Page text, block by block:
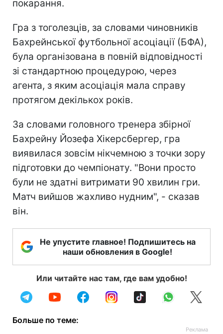
покарання.
Гра з тоголезців, за словами чиновників
Бахрейнської футбольної асоціації (БФА),
була організована в повній відповідності
зі стандартною процедурою, через
агента, з яким асоціація мала справу
протягом декількох років.
За словами головного тренера збірної
Бахрейну Йозефа Хікерсбергер, гра
виявилася зовсім нікчемною з точки зору
підготовки до чемпіонату. "Вони просто
були не здатні витримати 90 хвилин гри.
Матч вийшов жахливо нудним", - сказав
він.
Не упустите главное! Подпишитесь на
наши обновления в Google!
Или читайте нас там, где вам удобно!
Больше по теме: